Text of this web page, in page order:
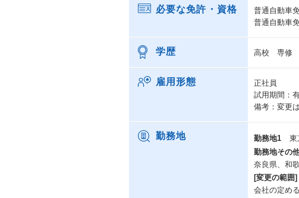
必要な免許・資格
普通自動車
普通自動車
学歴 高校 専修
雇用形態
正社員
試用期間：
備考：変更
勤務地 勤務地1
東
勤務地その
奈良県、和
[変更の範囲]
会社の定め